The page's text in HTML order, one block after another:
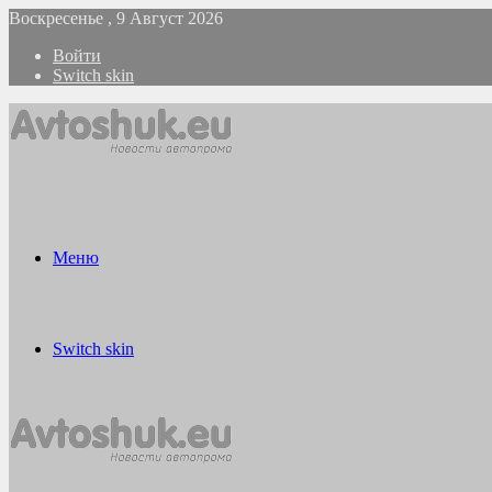
Воскресенье , 9 Август 2026
Войти
Switch skin
Меню
Switch skin